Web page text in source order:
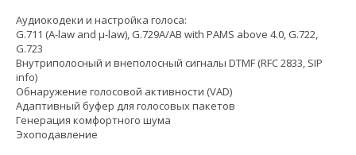
Аудиокодеки и настройка голоса:
G.711 (A-law and µ-law), G.729A/AB with PAMS above 4.0, G.722,
G.723
Внутриполосный и внеполосный сигналы DTMF (RFC 2833, SIP
info)
Обнаружение голосовой активности (VAD)
Адаптивный буфер для голосовых пакетов
Генерация комфортного шума
Эхоподавление